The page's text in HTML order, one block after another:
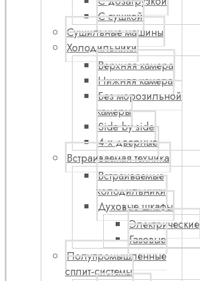
С сушкой
Сушильные машины
Холодильники
Верхняя камера
Нижняя камера
Без морозильной
камеры
Side by side
4-х дверные
Встраиваемая техника
Встраиваемые
холодильники
Духовые шкафы
Электрические
Газовые
Полупромышленные
сплит-системы